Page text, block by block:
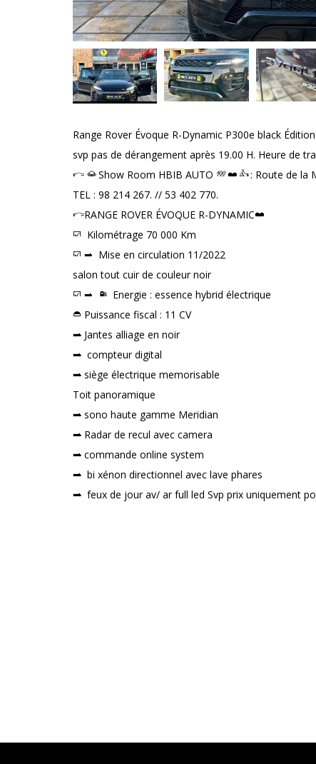
Range Rover Évoque R-Dynamic P300e black
svp pas de dérangement après 19.00 H. Heure de
Show Room HBIB AUTO
: Route de la
TEL : 98 214 267. // 53 402 770.
RANGE ROVER ÉVOQUE R-DYNAMIC
Kilométrage 70 000 Km
Mise en circulation 11/2022
salon tout cuir de couleur noir
Energie : essence hybrid électrique
Puissance fiscal : 11 CV
Jantes alliage en noir
compteur digital
siège électrique memorisable
Toit panoramique
sono haute gamme Meridian
Radar de recul avec camera
commande online system
bi xénon directionnel avec lave phares
feux de jour av/ ar full led Svp prix uniquement